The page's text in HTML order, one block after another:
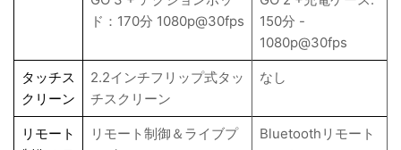
ド：170分 1080p@30fps
150分 -
1080p@30fps
タッチス
クリーン
2.2インチフリップ式タッ
チスクリーン
なし
リモート
リモート制御＆ライブプ
Bluetoothリモート